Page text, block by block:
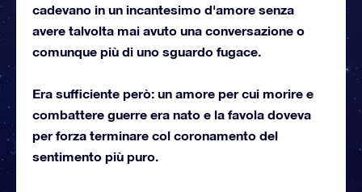
cadevano in un incantesimo d'amore senza
avere talvolta mai avuto una conversazione o
comunque più di uno sguardo fugace.
Era sufficiente però: un amore per cui morire e
combattere guerre era nato e la favola doveva
per forza terminare col coronamento del
sentimento più puro.